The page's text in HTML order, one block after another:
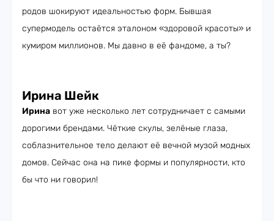
родов шокируют идеальностью форм. Бывшая
супермодель остаётся эталоном «здоровой красоты» и
кумиром миллионов. Мы давно в её фандоме, а ты?
Ирина Шейк
Ирина вот уже несколько лет сотрудничает с самыми
дорогими брендами. Чёткие скулы, зелёные глаза,
соблазнительное тело делают её вечной музой модных
домов. Сейчас она на пике формы и популярности, кто
бы что ни говорил!